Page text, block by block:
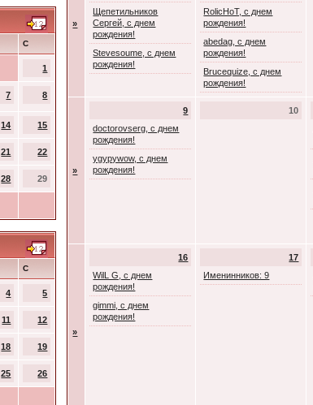
С
1
7 8
14 15
21 22
28 29
С
4 5
11 12
18 19
25 26
»
Щепетильников
Сергей, с днем
рождения!
Stevesoume, с днем
рождения!
RolicHoT, с днем
рождения!
abedag, с днем
рождения!
Brucequize, с днем
рождения!
»
9
doctorovserg, с днем
рождения!
ygypywow, с днем
рождения!
10
»
16
WilL G, с днем
рождения!
gimmi, с днем
рождения!
17
Именинников: 9